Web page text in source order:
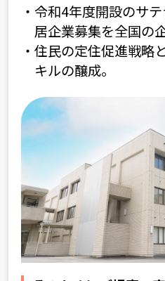
令和4年度開設のサ
居企業募集を全国の
住民の定住促進戦略
キルの醸成。